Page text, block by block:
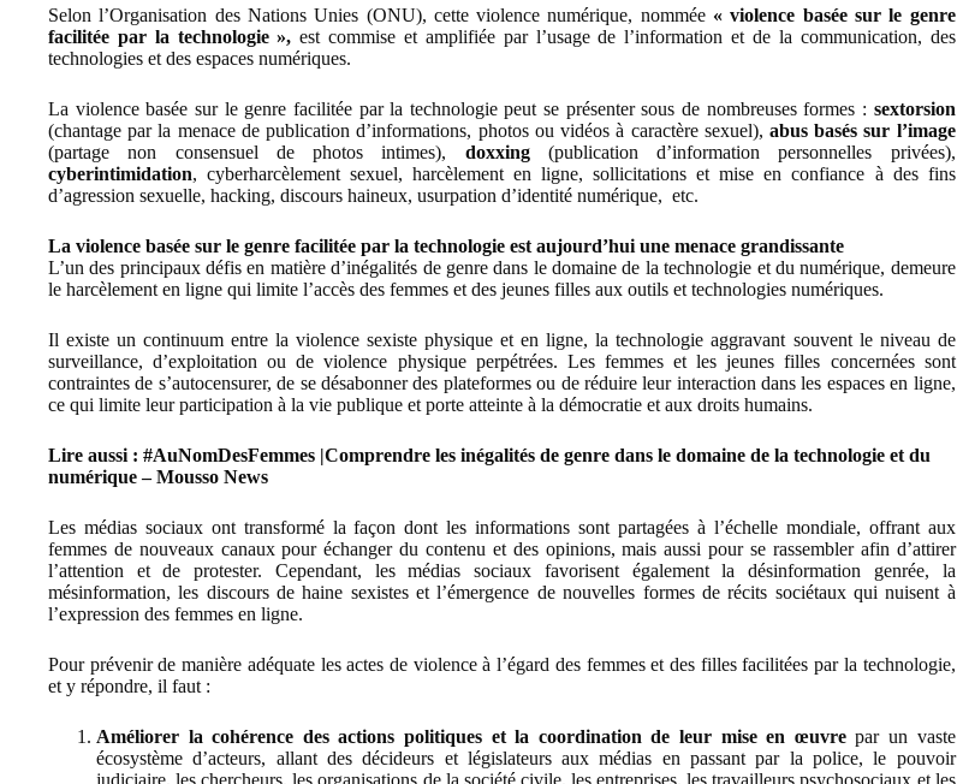
Selon l’Organisation des Nations Unies (ONU), cette violence numérique, nommée « violence basée sur le genre
facilitée par la technologie », est commise et amplifiée par l’usage de l’information et de la communication, des
technologies et des espaces numériques.
La violence basée sur le genre facilitée par la technologie peut se présenter sous de nombreuses formes : sextorsion
(chantage par la menace de publication d’informations, photos ou vidéos à caractère sexuel), abus basés sur l’image
(partage non consensuel de photos intimes), doxxing(publication d’information personnelles privées),
cyberintimidation, cyberharcèlement sexuel, harcèlement en ligne, sollicitations et mise en confiance à des fins
d’agression sexuelle, hacking, discours haineux, usurpation d’identité numérique, etc.
La violence basée sur le genre facilitée par la technologie est aujourd’hui une menace grandissante
L’un des principaux défis en matièred’inégalités de genre dans le domaine de la technologie et du numérique, demeure
le harcèlement en ligne qui limite l’accès des femmes et des jeunes filles aux outils et technologies numériques.
Il existe un continuum entre la violence sexiste physique et en ligne, la technologie aggravant souvent le niveau de
surveillance, d’exploitation ou de violence physique perpétrées. Les femmes et les jeunes filles concernées sont
contraintes de s’autocensurer, de se désabonner des plateformes ou de réduire leur interaction dans les espaces en ligne,
ce qui limite leur participation à la vie publique et porte atteinte à la démocratie et aux droits humains.
Lire aussi : #AuNomDesFemmes |Comprendre les inégalités de genre dans le domaine de la technologie et du
numérique – Mousso News
Les médias sociaux ont transformé la façon dont les informations sont partagées à l’échelle mondiale, offrant aux
femmes de nouveaux canaux pour échanger du contenu et des opinions, mais aussi pour se rassembler afin d’attirer
l’attention et de protester. Cependant, les médias sociaux favorisent également la désinformation genrée, la
mésinformation, les discours de haine sexistes et l’émergence de nouvelles formes de récits sociétaux qui nuisent à
l’expression des femmes en ligne.
Pour prévenir de manière adéquate les actes de violence à l’égard des femmes et des filles facilitées par la technologie,
et y répondre, il faut :
Améliorer la cohérence des actions politiques et la coordination de leur mise en œuvrepar un vaste
écosystème d’acteurs, allant des décideurs et législateurs aux médias en passant par la police, le pouvoir
judiciaire, les chercheurs, les organisations de la société civile, les entreprises, les travailleurs psychosociaux et les